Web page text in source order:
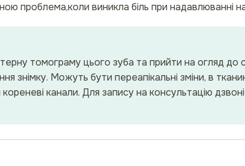
проблема,коли виникла біль при надавлюванні
томограму цього зуба та прийти на огляд до
знімку. Можуть бути переапікальні зміни, в
кореневі канали. Для запису на консультацію